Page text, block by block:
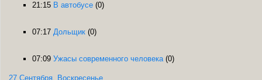
21:15 В автобусе (0)
07:17 Дольщик (0)
07:09 Ужасы современного человека (0)
27 Сентября, Воскресенье